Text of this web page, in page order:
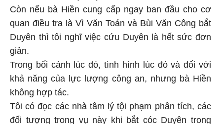
Còn nếu bà Hiền cung cấp ngay ban đầu cho cơ
quan điều tra là Vì Văn Toán và Bùi Văn Công bắt
Duyên thì tôi nghĩ việc cứu Duyên là hết sức đơn
giản.
Trong bối cảnh lúc đó, tình hình lúc đó và đối với
khả năng của lực lượng công an, nhưng bà Hiền
không hợp tác.
Tôi có đọc các nhà tâm lý tội phạm phân tích, các
đối tượng trong vụ này khi bắt cóc Duyên trong